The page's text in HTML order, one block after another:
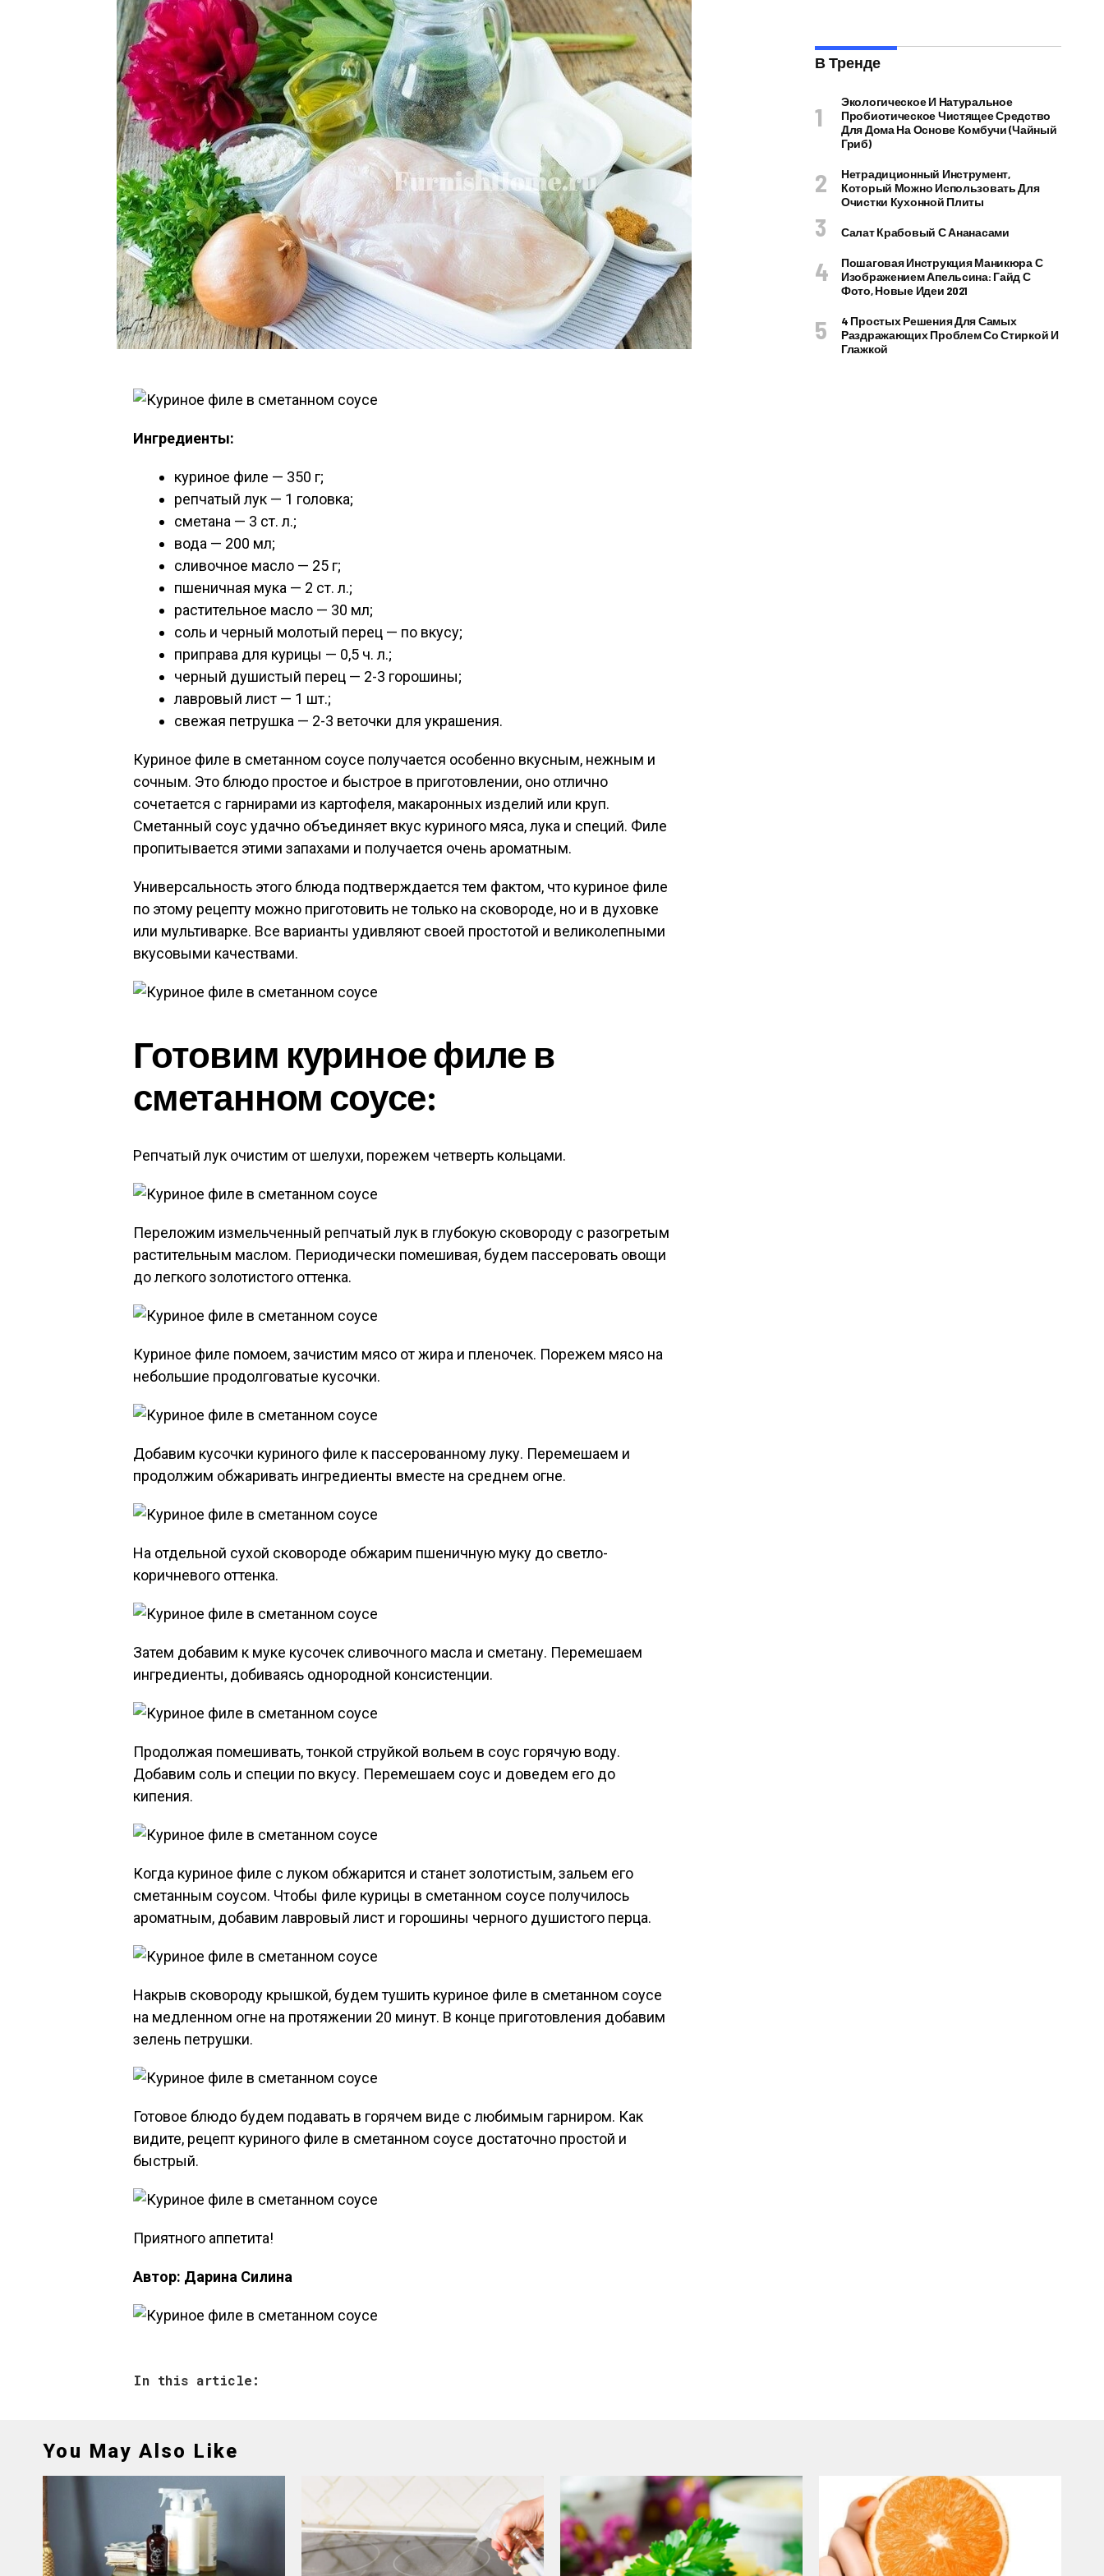
Ингредиенты:
куриное филе — 350 г;
репчатый лук — 1 головка;
сметана — 3 ст. л.;
вода — 200 мл;
сливочное масло — 25 г;
пшеничная мука — 2 ст. л.;
растительное масло — 30 мл;
соль и черный молотый перец — по вкусу;
приправа для курицы — 0,5 ч. л.;
черный душистый перец — 2-3 горошины;
лавровый лист — 1 шт.;
свежая петрушка — 2-3 веточки для украшения.
Куриное филе в сметанном соусе получается особенно вкусным, нежным и
сочным. Это блюдо простое и быстрое в приготовлении, оно отлично
сочетается с гарнирами из картофеля, макаронных изделий или круп.
Сметанный соус удачно объединяет вкус куриного мяса, лука и специй. Филе
пропитывается этими запахами и получается очень ароматным.
Универсальность этого блюда подтверждается тем фактом, что куриное филе
по этому рецепту можно приготовить не только на сковороде, но и в духовке
или мультиварке. Все варианты удивляют своей простотой и великолепными
вкусовыми качествами.
Готовим куриное филе в
сметанном соусе:
Репчатый лук очистим от шелухи, порежем четверть кольцами.
Переложим измельченный репчатый лук в глубокую сковороду с разогретым
растительным маслом. Периодически помешивая, будем пассеровать овощи
до легкого золотистого оттенка.
Куриное филе помоем, зачистим мясо от жира и пленочек. Порежем мясо на
небольшие продолговатые кусочки.
Добавим кусочки куриного филе к пассерованному луку. Перемешаем и
продолжим обжаривать ингредиенты вместе на среднем огне.
На отдельной сухой сковороде обжарим пшеничную муку до светло-
коричневого оттенка.
Затем добавим к муке кусочек сливочного масла и сметану. Перемешаем
ингредиенты, добиваясь однородной консистенции.
Продолжая помешивать, тонкой струйкой вольем в соус горячую воду.
Добавим соль и специи по вкусу. Перемешаем соус и доведем его до
кипения.
Когда куриное филе с луком обжарится и станет золотистым, зальем его
сметанным соусом. Чтобы филе курицы в сметанном соусе получилось
ароматным, добавим лавровый лист и горошины черного душистого перца.
Накрыв сковороду крышкой, будем тушить куриное филе в сметанном соусе
на медленном огне на протяжении 20 минут. В конце приготовления добавим
зелень петрушки.
Готовое блюдо будем подавать в горячем виде с любимым гарниром. Как
видите, рецепт куриного филе в сметанном соусе достаточно простой и
быстрый.
Приятного аппетита!
Автор: Дарина Силина
In this article:
В Тренде
Экологическое И Натуральное
Пробиотическое Чистящее Средство
Для Дома На Основе Комбучи (чайный
Гриб)
Нетрадиционный Инструмент,
Который Можно Использовать Для
Очистки Кухонной Плиты
Салат Крабовый С Ананасами
Пошаговая Инструкция Маникюра С
Изображением Апельсина: Гайд С
Фото, Новые Идеи 2021
4 Простых Решения Для Самых
Раздражающих Проблем Со Стиркой И
Глажкой
You May Also Like